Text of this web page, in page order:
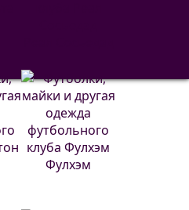
Фулхэм